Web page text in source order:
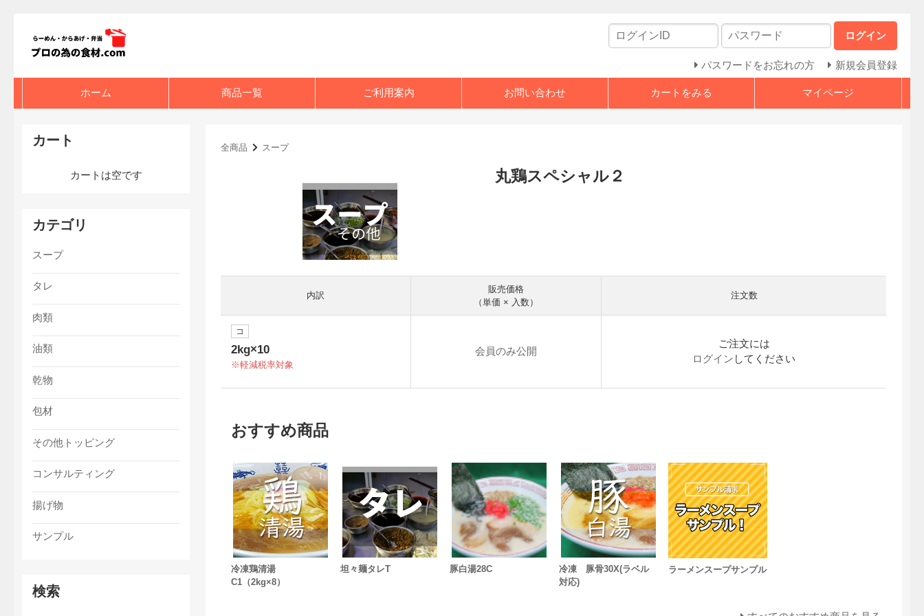
ログイン
パスワードをお忘れの方 新規会員登録
ホーム 商品一覧 ご利用案内 お問い合わせ カートをみる マイページ
全商品 スープ
丸鶏スペシャル２
内訳
販売価格
（単価 × 入数）
注文数
コ
2kg×10
軽減税率対象
会員のみ公開
ご注文には
ログイン してください
おすすめ商品
冷凍鶏清湯
C1（2kg×8）
坦々麺タレT 豚白湯28C
冷凍 豚骨30X(ラベル
対応)
ラーメンスープサンプル
カート
カートは空です
カテゴリ
スープ
タレ
肉類
油類
乾物
包材
その他トッピング
コンサルティング
揚げ物
サンプル
検索